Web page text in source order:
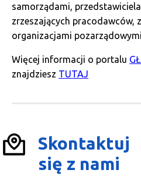
samorządami,
zrzeszających pracodawców,
organizacjami
Więcej informacji o portalu
znajdziesz TUTAJ
Skontaktuj
się z nami